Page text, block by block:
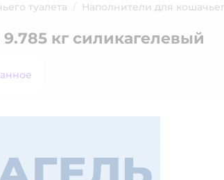
туалета Наполнители для
кг силикагелевый